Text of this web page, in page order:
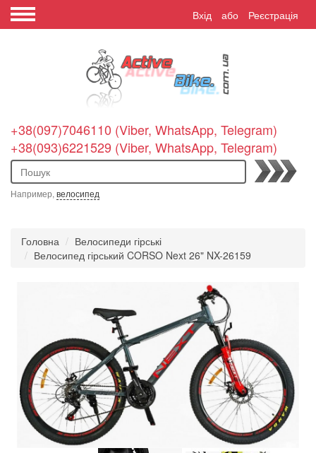
Вхід або Реєстрація
+38(097)7046110 (Viber, WhatsApp, Telegram)
+38(093)6221529 (Viber, WhatsApp, Telegram)
Пошук
Например, велосипед
Головна
Велосипеди гірські
Велосипед гірський CORSO Next 26" NX-26159